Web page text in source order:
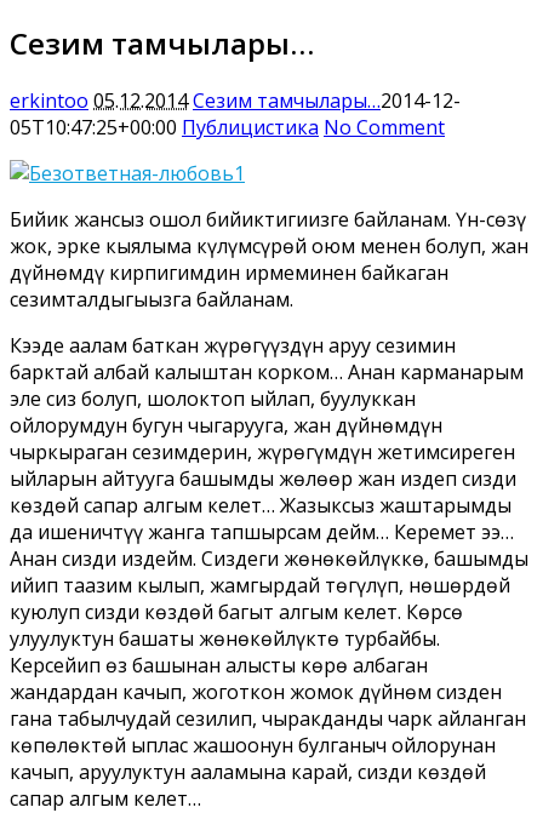
Сезим тамчылары…
erkintoo 05.12.2014Сезим тамчылары…2014-12-
05T10:47:25+00:00 Публицистика No Comment
Бийик жансыз ошол бийиктигиңизге байланам. Үн-сөзү
жок, эрке кыялыма күлүмсүрөй оюм менен болуп, жан
дүйнөмдү кирпигимдин ирмеминен байкаган
сезимталдыгыңызга байланам.
Кээде аалам баткан жүрөгүңүздүн аруу сезимин
барктай албай калыштан корком… Анан карманарым
эле сиз болуп, шолоктоп ыйлап, буулуккан
ойлорумдун бугун чыгарууга, жан дүйнөмдүн
чыркыраган сезимдерин, жүрөгүмдүн жетимсиреген
ыйларын айтууга башымды жөлөөр жан издеп сизди
көздөй сапар алгым келет… Жазыксыз жаштарымды
да ишеничтүү жанга тапшырсам дейм… Керемет ээ…
Анан сизди издейм. Сиздеги жөнөкөйлүккө, башымды
ийип таазим кылып, жамгырдай төгүлүп, нөшөрдөй
куюлуп сизди көздөй багыт алгым келет. Көрсө
улуулуктун башаты жөнөкөйлүктө турбайбы.
Керсейип өз башынан алысты көрө албаган
жандардан качып, жоготкон жомок дүйнөм сизден
гана табылчудай сезилип, чыракданды чарк айланган
көпөлөктөй ыплас жашоонун булганыч ойлорунан
качып, аруулуктун ааламына карай, сизди көздөй
сапар алгым келет…